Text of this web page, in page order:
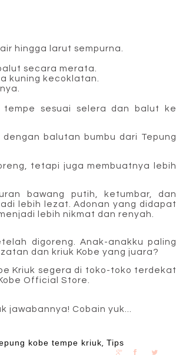
hingga larut sempurna.
secara merata.
kuning kecoklatan.
tempe sesuai selera dan balut ke
balutan bumbu dari Tepung
tetapi juga membuatnya lebih
bawang putih, ketumbar, dan
lebih lezat.Adonan yang didapat
lebih nikmat dan renyah.
digoreng. Anak-anakku paling
dan kriuk Kobe yang juara?
Kriuk segera di toko-toko terdekat
Official Store.
jawabannya! Cobain yuk...
kobe tempe kriuk, Tips